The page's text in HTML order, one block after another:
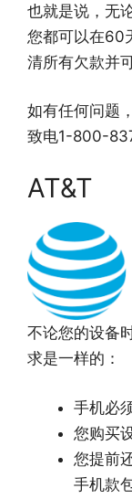
也就是说，无
您都可以在60
清所有欠款并
如有任何问题
致电1-800-
AT&T
不论您的设备
求是一样的：
手机必
您购买
您提前
手机款